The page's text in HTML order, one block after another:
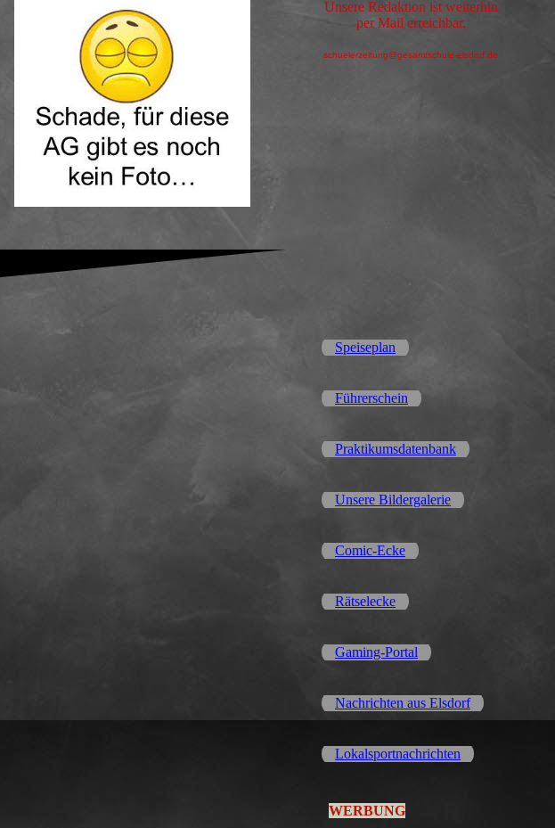
Unsere Redaktion ist weiterhin
per Mail erreichbar.
schuelerzeitung@gesamtschule-elsdorf.de
Speiseplan
Führerschein
Praktikumsdatenbank
Unsere Bildergalerie
Comic-Ecke
Rätselecke
Gaming-Portal
Nachrichten aus Elsdorf
Lokalsportnachrichten
WERBUNG